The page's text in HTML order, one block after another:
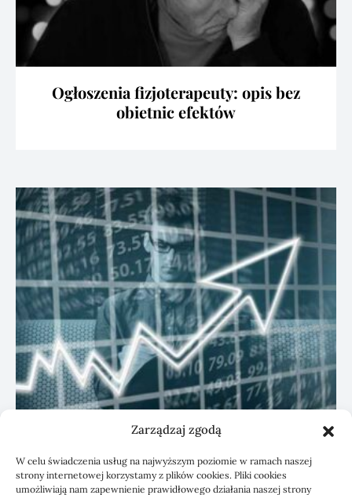
Zarządzaj zgodą
W celu świadczenia usług na najwyższym poziomie w ramach naszej
strony internetowej korzystamy z plików cookies. Pliki cookies
umożliwiają nam zapewnienie prawidłowego działania naszej strony
Ogłoszenia fizjoterapeuty: opis bez
obietnic efektów
KSeF: przygotowanie sp. z o.o. z biurem
rachunkowym